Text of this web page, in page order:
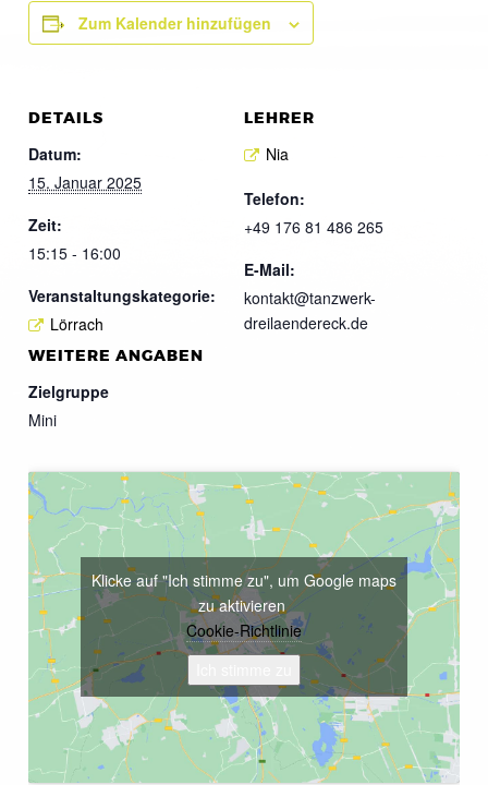
Zum Kalender hinzufügen
DETAILS
Datum:
15. Januar 2025
Zeit:
15:15 - 16:00
Veranstaltungskategorie:
Lörrach
LEHRER
Nia
Telefon:
+49 176 81 486 265
E-Mail:
kontakt@tanzwerk-
dreilaendereck.de
WEITERE ANGABEN
Zielgruppe
Mini
Klicke auf "Ich stimme zu", um Google maps
zu aktivieren
Cookie-Richtlinie